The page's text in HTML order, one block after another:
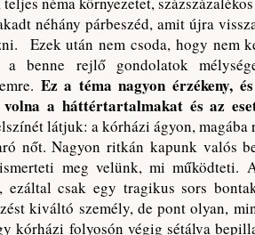
néhány párbeszéd, amit újra
Ezek után nem csoda, hogy nem
a benne rejlő gondolatok
Ez a téma nagyon érzékeny,
a háttértartalmakat és az
látjuk: a kórházi ágyon,
nőt. Nagyon ritkán kapunk valós
meg velünk, mi működteti.
ezáltal csak egy tragikus sors
kiváltó személy, de pont olyan,
kórházi folyosón végig sétálva